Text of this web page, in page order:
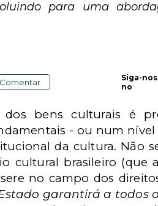
para uma
Comentar
Siga-nos
no
bens culturais é
- ou num nível
da cultura. Não
cultural brasileiro (que
no campo dos
garantirá a todos